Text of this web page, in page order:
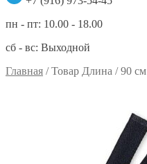
пн - пт: 10.00 - 18.00
сб - вс: Выходной
Главная /Товар Длина /90 см